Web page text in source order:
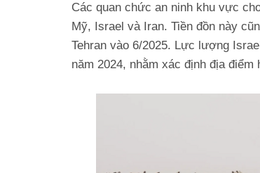
Các quan chức an ninh khu vực
Mỹ, Israel và Iran. Tiền đồn này
Tehran vào 6/2025. Lực lượng
năm 2024, nhằm xác định địa